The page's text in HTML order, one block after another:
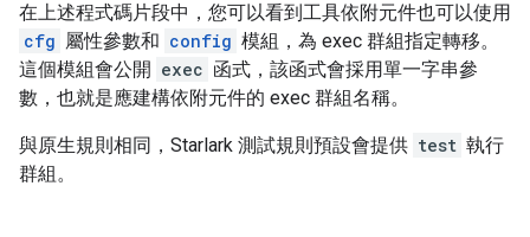
在上述程式碼片段中，您可以看到工具依附元件也可以使用
cfg 屬性參數和 config 模組，為 exec 群組指定轉移。
這個模組會公開 exec 函式，該函式會採用單一字串參
數，也就是應建構依附元件的 exec 群組名稱。
與原生規則相同，Starlark 測試規則預設會提供 test 執行
群組。